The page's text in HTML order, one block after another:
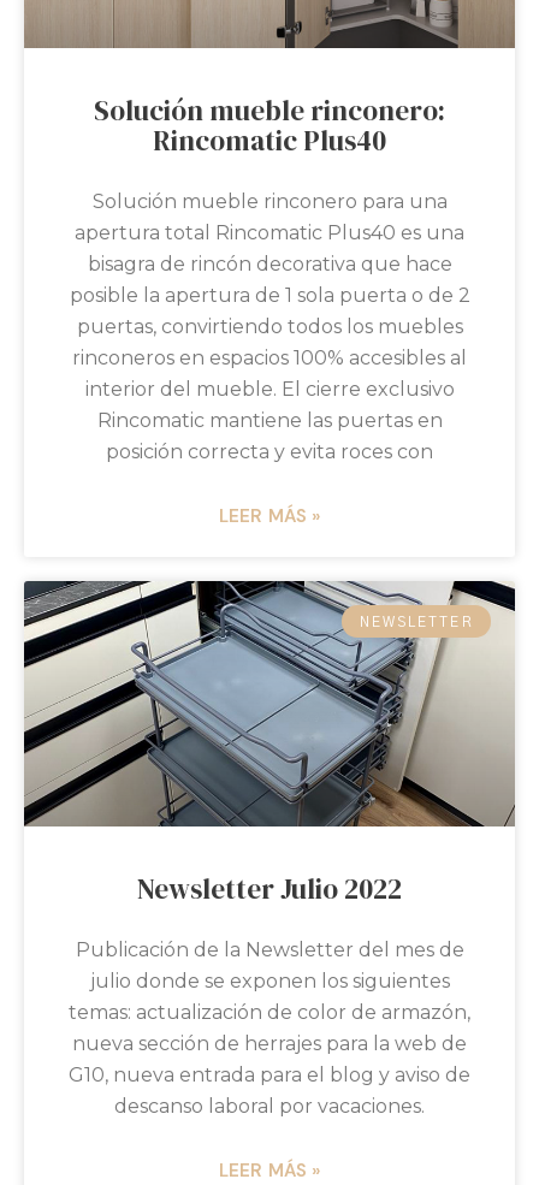
Solución mueble rinconero:
Rincomatic Plus40
Solución mueble rinconero para una
apertura total Rincomatic Plus40 es una
bisagra de rincón decorativa que hace
posible la apertura de 1 sola puerta o de 2
puertas, convirtiendo todos los muebles
rinconeros en espacios 100% accesibles al
interior del mueble. El cierre exclusivo
Rincomatic mantiene las puertas en
posición correcta y evita roces con
LEER MÁS »
NEWSLETTER
Newsletter Julio 2022
Publicación de la Newsletter del mes de
julio donde se exponen los siguientes
temas: actualización de color de armazón,
nueva sección de herrajes para la web de
G10, nueva entrada para el blog y aviso de
descanso laboral por vacaciones.
LEER MÁS »